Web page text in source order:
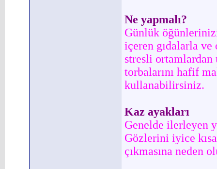
Ne yapmalı?
Günlük
içeren gıdalarla
stresli ortamlardan
torbalarını hafif
kullanabilirsiniz.
Kaz ayakları
Genelde ilerleyen
Gözlerini iyice
çıkmasına neden